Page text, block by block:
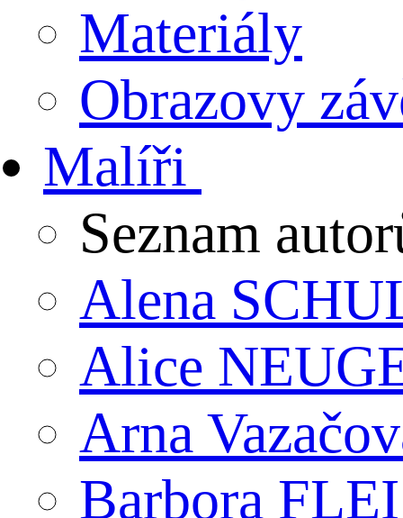
Materiály
Obrazovy
Malíři
Seznam
Alena
Alice
Arna
Barbora